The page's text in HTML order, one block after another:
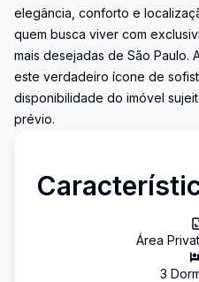
elegância, conforto e
quem busca viver com
mais desejadas de São Paulo.
este verdadeiro ícone de
disponibilidade do imóvel
prévio.
Área
3